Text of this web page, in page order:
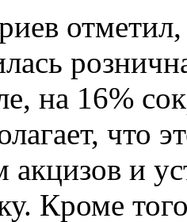
на 16%
что
акцизов и
Кроме